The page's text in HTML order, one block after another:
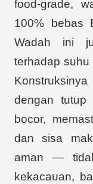
food-grade,
100% bebas
Wadah ini
terhadap suhu
dengan
bocor,
dan sisa
aman —
kekacauan,